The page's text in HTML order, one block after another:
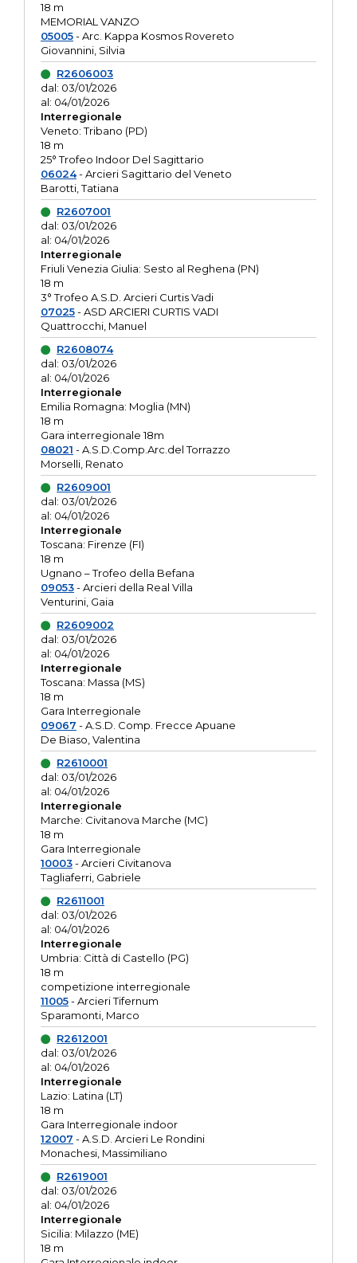
18 m
MEMORIAL VANZO
05005- Arc. Kappa Kosmos Rovereto
Giovannini, Silvia
R2606003
dal: 03/01/2026
al: 04/01/2026
Interregionale
Veneto: Tribano (PD)
18 m
25° Trofeo Indoor Del Sagittario
06024- Arcieri Sagittario del Veneto
Barotti, Tatiana
R2607001
dal: 03/01/2026
al: 04/01/2026
Interregionale
Friuli Venezia Giulia: Sesto al Reghena (PN)
18 m
3° Trofeo A.S.D. Arcieri Curtis Vadi
07025- ASD ARCIERI CURTIS VADI
Quattrocchi, Manuel
R2608074
dal: 03/01/2026
al: 04/01/2026
Interregionale
Emilia Romagna: Moglia (MN)
18 m
Gara interregionale 18m
08021 - A.S.D.Comp.Arc.del Torrazzo
Morselli, Renato
R2609001
dal: 03/01/2026
al: 04/01/2026
Interregionale
Toscana: Firenze (FI)
18 m
Ugnano – Trofeo della Befana
09053- Arcieri della Real Villa
Venturini, Gaia
R2609002
dal: 03/01/2026
al: 04/01/2026
Interregionale
Toscana: Massa (MS)
18 m
Gara Interregionale
09067 - A.S.D. Comp. Frecce Apuane
De Biaso, Valentina
R2610001
dal: 03/01/2026
al: 04/01/2026
Interregionale
Marche: Civitanova Marche (MC)
18 m
Gara Interregionale
10003- Arcieri Civitanova
Tagliaferri, Gabriele
R2611001
dal: 03/01/2026
al: 04/01/2026
Interregionale
Umbria: Città di Castello (PG)
18 m
competizione interregionale
11005- Arcieri Tifernum
Sparamonti, Marco
R2612001
dal: 03/01/2026
al: 04/01/2026
Interregionale
Lazio: Latina (LT)
18 m
Gara Interregionale indoor
12007 - A.S.D. Arcieri Le Rondini
Monachesi, Massimiliano
R2619001
dal: 03/01/2026
al: 04/01/2026
Interregionale
Sicilia: Milazzo (ME)
18 m